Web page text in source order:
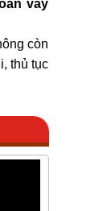
vay
còn
thủ tục